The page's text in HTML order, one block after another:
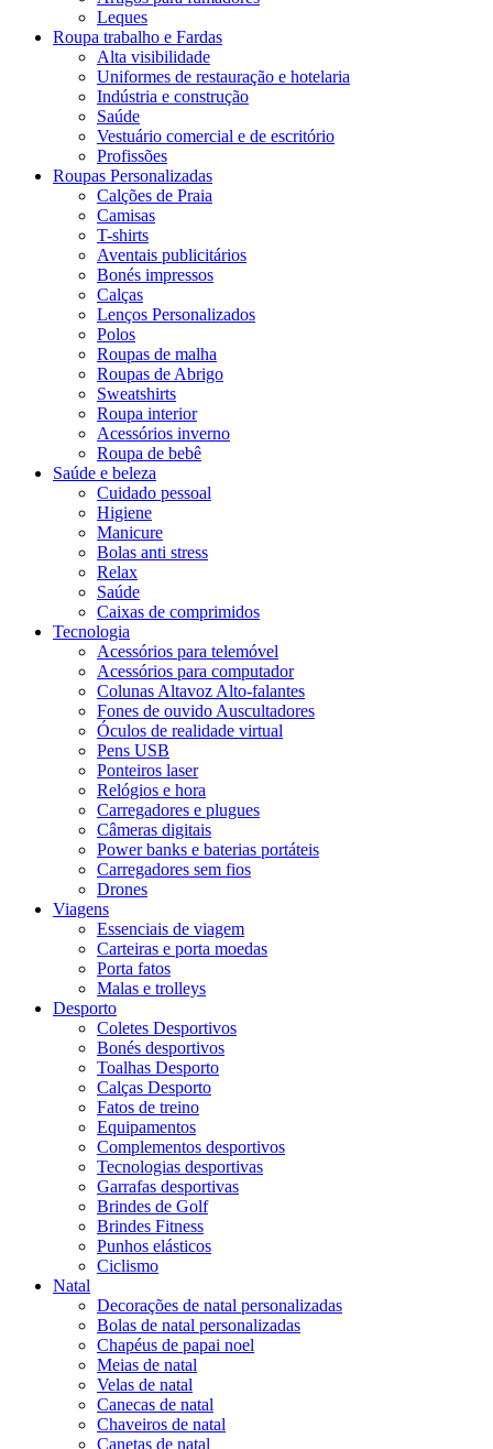
Leques
Roupa trabalho e Fardas
Alta visibilidade
Uniformes de restauração e hotelaria
Indústria e construção
Saúde
Vestuário comercial e de escritório
Profissões
Roupas Personalizadas
Calções de Praia
Camisas
T-shirts
Aventais publicitários
Bonés impressos
Calças
Lenços Personalizados
Polos
Roupas de malha
Roupas de Abrigo
Sweatshirts
Roupa interior
Acessórios inverno
Roupa de bebê
Saúde e beleza
Cuidado pessoal
Higiene
Manicure
Bolas anti stress
Relax
Saúde
Caixas de comprimidos
Tecnologia
Acessórios para telemóvel
Acessórios para computador
Colunas Altavoz Alto-falantes
Fones de ouvido Auscultadores
Óculos de realidade virtual
Pens USB
Ponteiros laser
Relógios e hora
Carregadores e plugues
Câmeras digitais
Power banks e baterias portáteis
Carregadores sem fios
Drones
Viagens
Essenciais de viagem
Carteiras e porta moedas
Porta fatos
Malas e trolleys
Desporto
Coletes Desportivos
Bonés desportivos
Toalhas Desporto
Calças Desporto
Fatos de treino
Equipamentos
Complementos desportivos
Tecnologias desportivas
Garrafas desportivas
Brindes de Golf
Brindes Fitness
Punhos elásticos
Ciclismo
Natal
Decorações de natal personalizadas
Bolas de natal personalizadas
Chapéus de papai noel
Meias de natal
Velas de natal
Canecas de natal
Chaveiros de natal
Canetas de natal